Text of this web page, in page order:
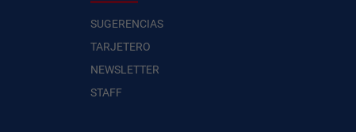
SUGERENCIAS
TARJETERO
NEWSLETTER
STAFF